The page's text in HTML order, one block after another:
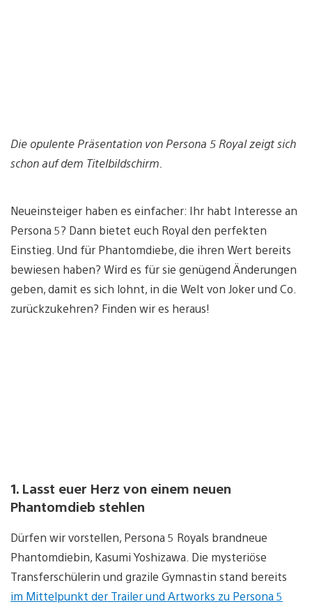
Die opulente Präsentation von Persona 5 Royal zeigt sich
schon auf dem Titelbildschirm.
Neueinsteiger haben es einfacher: Ihr habt Interesse an
Persona 5? Dann bietet euch Royal den perfekten
Einstieg. Und für Phantomdiebe, die ihren Wert bereits
bewiesen haben? Wird es für sie genügend Änderungen
geben, damit es sich lohnt, in die Welt von Joker und Co.
zurückzukehren? Finden wir es heraus!
1. Lasst euer Herz von einem neuen
Phantomdieb stehlen
Dürfen wir vorstellen, Persona 5 Royals brandneue
Phantomdiebin, Kasumi Yoshizawa. Die mysteriöse
Transferschülerin und grazile Gymnastin stand bereits
im Mittelpunkt der Trailer und Artworks zu Persona 5